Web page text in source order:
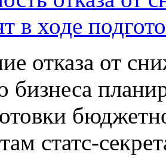
отказа от
бизнеса
статс-